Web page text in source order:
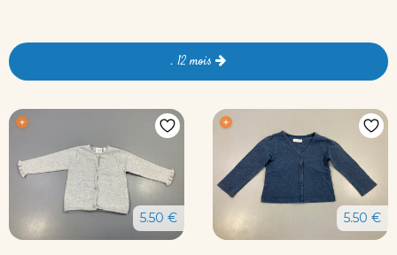
. 12 mois
5.50 € 5.50 €